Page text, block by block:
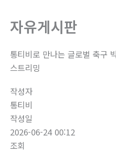
자유게시판
통티비로 만나는 글로벌 축구
스트리밍
작성자
통티비
작성일
2026-06-24 00:12
조회